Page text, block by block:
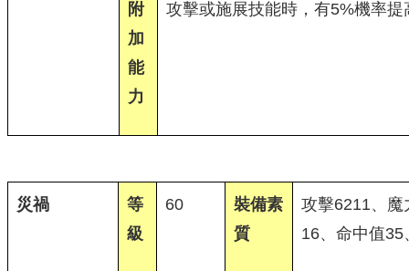
附
加
能
力
攻擊或施展技能時，有5%機率
災禍
等
級
60
裝備素
質
攻擊6211、魔
16、命中值35